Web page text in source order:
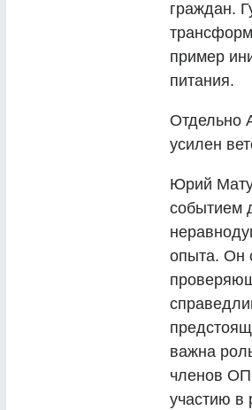
граждан.
пример
питания.
Отдельно
усилен
Юрий
событием
опыта. Он
важна
членов ОП
участию в